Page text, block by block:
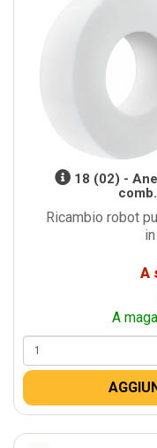
18 (02) -
Ricambio robot
A
A